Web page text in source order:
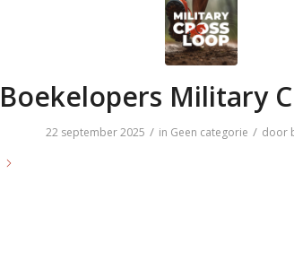
Boekelopers Military
22 september 2025 / in Geen categorie / door